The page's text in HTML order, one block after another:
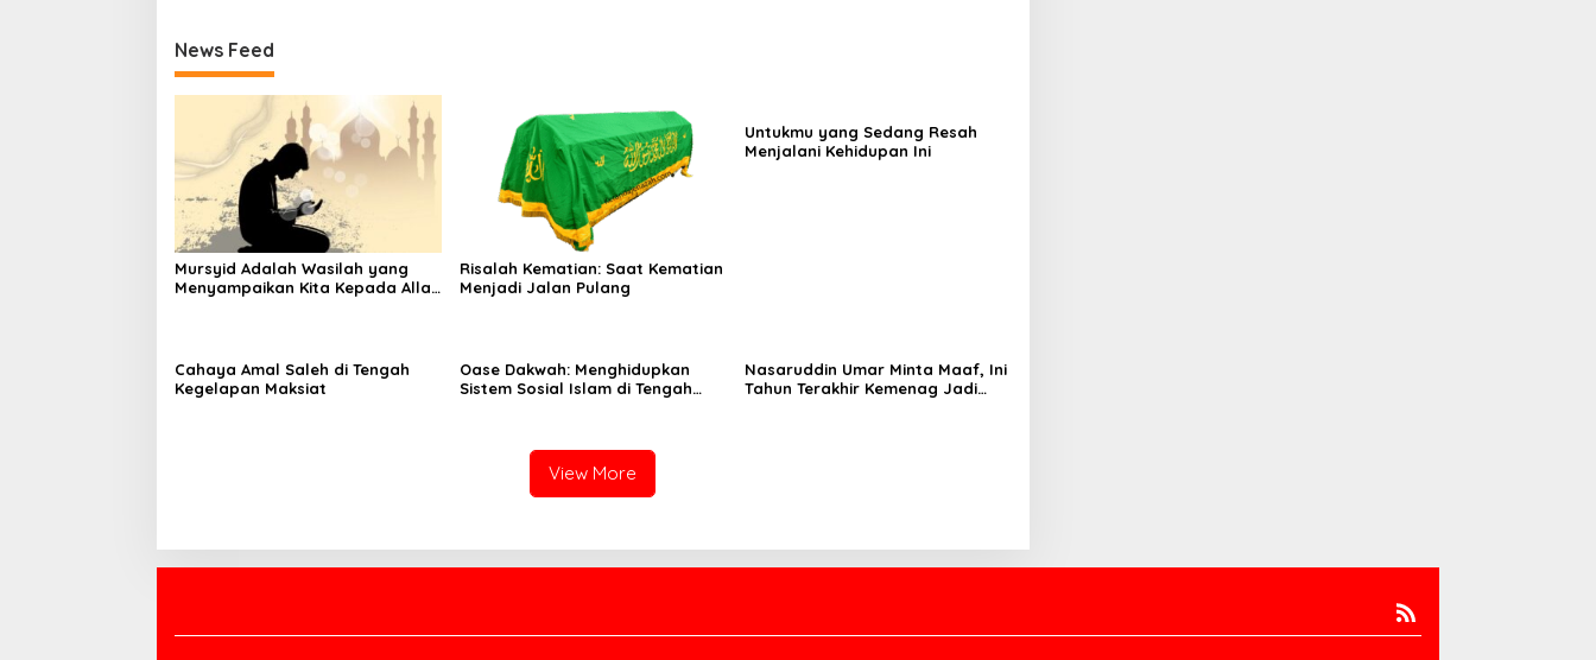
News Feed
Mursyid Adalah Wasilah yang
Menyampaikan Kita Kepada Allah
Risalah Kematian: Saat Kematian
Menjadi Jalan Pulang
Untukmu yang Sedang Resah
Menjalani Kehidupan Ini
Cahaya Amal Saleh di Tengah
Kegelapan Maksiat
Oase Dakwah: Menghidupkan
Sistem Sosial Islam di Tengah
Nasaruddin Umar Minta Maaf, Ini
Tahun Terakhir Kemenag Jadi
View More